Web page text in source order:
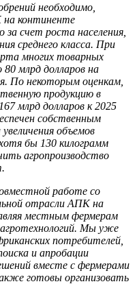
необходимо,
на континенте
счет роста населения,
среднего класса. При
многих товарных
млрд долларов на
По некоторым оценкам,
продукцию в
млрд долларов к 2025
собственным
объемов
бы 130 килограмм
агропроизводство
работе со
отрасли АПК на
местным фермерам
Мы уже
потребителей,
и апробации
вместе с фермерами
готовы организовать